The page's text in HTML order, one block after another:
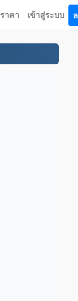
ราคา เข้าสู่ระบบ